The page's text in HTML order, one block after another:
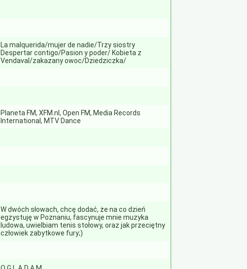
La malquerida/mujer de nadie/Trzy siostry
Despertar contigo/Pasion y poder/ Kobieta z
Vendaval/zakazany owoc/Dziedziczka/
Planeta FM, XFM.nl, Open FM, Media Records
International, MTV Dance
W dwóch słowach, chcę dodać, że na co dzień
egzystuję w Poznaniu, fascynuje mnie muzyka
ludowa, uwielbiam tenis stołowy, oraz jak przeciętny
człowiek zabytkowe fury;)